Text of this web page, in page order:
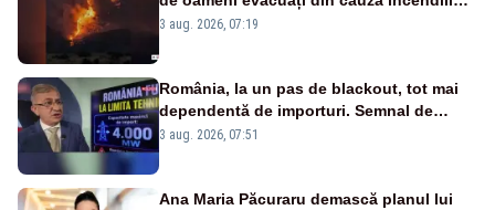
puternice de vegetație
3 aug. 2026, 07:19
România, la un pas de blackout, tot mai
dependentă de importuri. Semnal de
alarmă tras de un expert în energie
3 aug. 2026, 07:51
Ana Maria Păcuraru demască planul lui